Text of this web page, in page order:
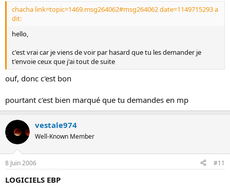
chacha link=topic=1469.msg264062#msg264062 date=1149715293 a
dit:
hello,
c'est vrai car je viens de voir par hasard que tu les demander je
t'envoie ceux que j'ai tout de suite
ouf, donc c'est bon
pourtant c'est bien marqué que tu demandes en mp
vestale974
Well-Known Member
8 Juin 2006 #11
LOGICIELS EBP